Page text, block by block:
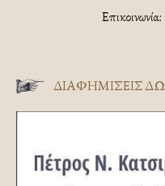
Επικοινωνία:
ΔΙΑΦΗΜΊΣΕΙΣ